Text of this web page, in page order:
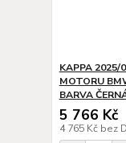
KAPPA 2025/
MOTORU
BARVA
5 766 Kč
4 765 Kč bez